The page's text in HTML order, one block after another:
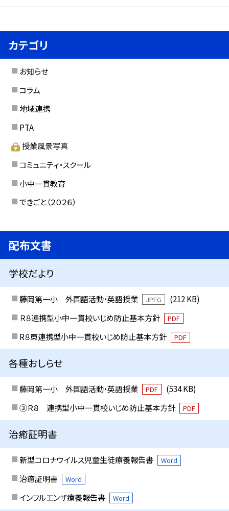
カテゴリ
お知らせ
コラム
地域連携
PTA
授業風景写真
コミュニティ・スクール
小中一貫教育
できごと（２０２６）
配布文書
学校だより
藤岡第一小 外国語活動・英語授業 JPEG
(212 KB)
Ｒ８連携型小中一貫校いじめ防止基本方針
PDF
R８東連携型小中一貫校いじめ防止基本方針 PDF
各種おしらせ
藤岡第一小 外国語活動・英語授業 PDF
(534 KB)
③Ｒ８ 連携型小中一貫校いじめ防止基本方針
PDF
治癒証明書
新型コロナウイルス児童生徒療養報告書 Word
治癒証明書 Word
インフルエンザ療養報告書 Word